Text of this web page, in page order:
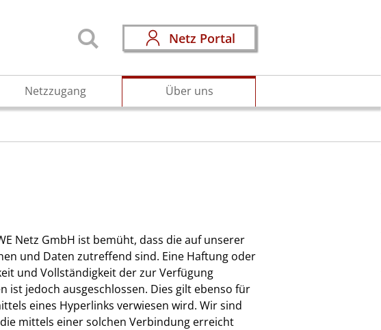
Netz Portal
Netzzugang Über uns
Netz GmbH ist bemüht, dass die auf unserer
und Daten zutreffend sind. Eine Haftung oder
und Vollständigkeit der zur Verfügung
ist jedoch ausgeschlossen. Dies gilt ebenso für
eines Hyperlinks verwiesen wird. Wir sind
mittels einer solchen Verbindung erreicht